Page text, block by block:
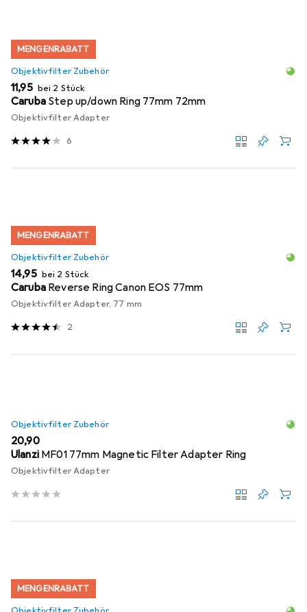
MENGENRABATT
Objektivfilter Zubehör
EUR
11,95 bei 2 Stück
Caruba Step up/down Ring 77mm 72mm
Objektivfilter Adapter
6
MENGENRABATT
Objektivfilter Zubehör
EUR
14,95 bei 2 Stück
Caruba Reverse Ring Canon EOS 77mm
Objektivfilter Adapter, 77 mm
2
Objektivfilter Zubehör
EUR
20,90
Ulanzi MF01 77mm Magnetic Filter Adapter Ring
Objektivfilter Adapter
MENGENRABATT